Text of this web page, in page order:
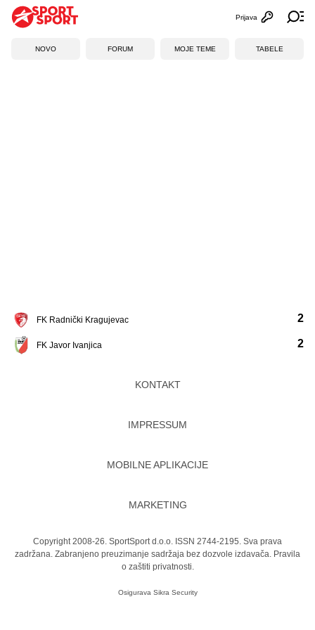
Otvori
Prijava
NOVO FORUM MOJE TEME TABELE
FK Radnički Kragujevac
FK Javor Ivanjica
2
2
KONTAKT
IMPRESSUM
MOBILNE APLIKACIJE
MARKETING
Copyright 2008-26. SportSport d.o.o. ISSN 2744-2195. Sva prava
zadržana. Zabranjeno preuzimanje sadržaja bez dozvole izdavača. Pravila
o zaštiti privatnosti.
Osigurava Sikra Security